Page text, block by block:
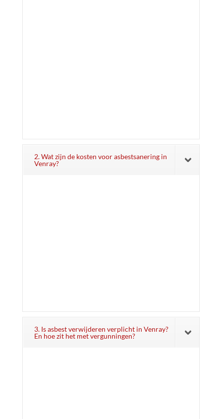
2. Wat zijn de kosten voor asbestsanering in
Venray?
3. Is asbest verwijderen verplicht in Venray?
En hoe zit het met vergunningen?